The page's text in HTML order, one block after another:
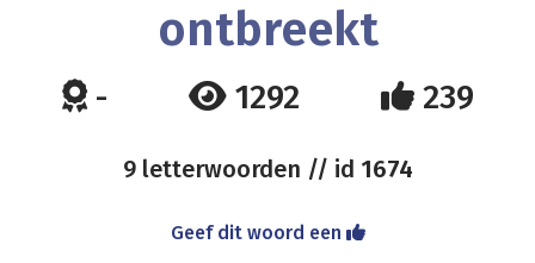
ontbreekt
- 1292 239
9 letterwoorden // id 1674
Geef dit woord een